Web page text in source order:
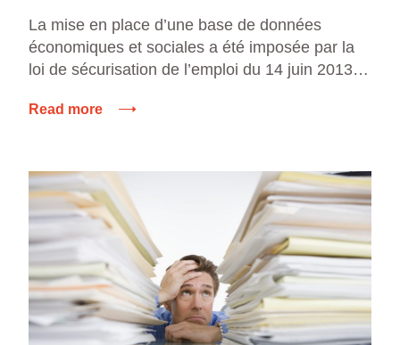
(BADES) : QUELLES
OBLIGATIONS ET QUELS
DELAIS POUR LES
EMPLOYEURS ?
La mise en place d’une base de données
économiques et sociales a été imposée par la
loi de sécurisation de l’emploi du 14 juin 2013,
d’informations dans le domaine économique
personnel), les délégués syndicaux et […]
Read more